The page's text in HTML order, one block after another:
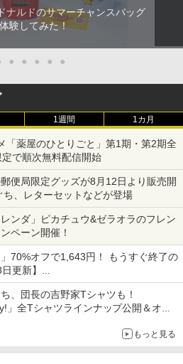
ナルドのサマーチャンスバッグ
験してみた！
● ● ● ● ●
1週間 1カ月
薬屋のひとりごと」第1期・第2期全
で順次無料配信開始
便局限定グッズが8月12日より販売開
、レターセットなどが登場
ンダ」ピカチュウ&ゼラオラのフレン
ペーン開催！
」70%オフで1,643円！ もうすぐ終了の
更新】
は「大神 絶景版」が67%オフで990円
、団長の吉野家Tシャツも！
」全Tシャツラインナップ公開＆オン
もっと見る